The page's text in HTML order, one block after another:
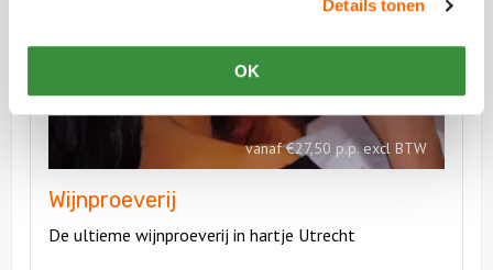
Details tonen
OK
vanaf €27,50 p.p. excl BTW
Wijnproeverij
De ultieme wijnproeverij in hartje Utrecht